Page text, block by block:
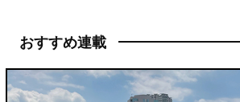
おすすめ連載